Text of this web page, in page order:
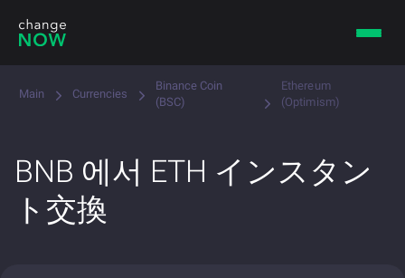
Main Currencies
Binance Coin
(BSC)
Ethereum
(Optimism)
BNB 에서 ETH インスタン
ト交換